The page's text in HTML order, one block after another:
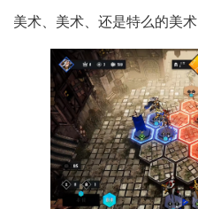
美术、美术、还是特么的美术